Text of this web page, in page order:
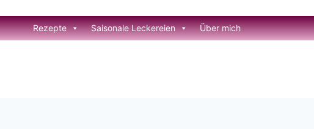
Rezepte Saisonale Leckereien Über mich